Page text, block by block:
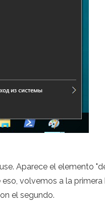
Aparece el elemento
volvemos a la
el segundo.